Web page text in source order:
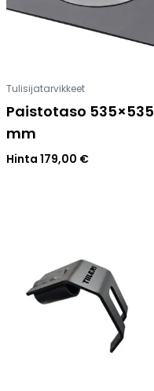
Tulisijatarvikkeet
Paistotaso 535×535
mm
Hinta 179,00 €